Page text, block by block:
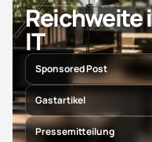
Reichweite
IT
Sponsored Post
Gastartikel
Pressemitteilung